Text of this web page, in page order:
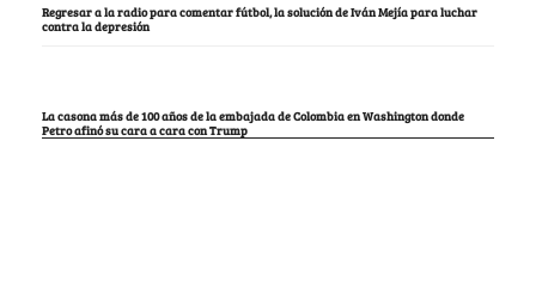
Regresar a la radio para comentar fútbol, la solución de Iván Mejía para luchar
contra la depresión
La casona más de 100 años de la embajada de Colombia en Washington donde
Petro afinó su cara a cara con Trump